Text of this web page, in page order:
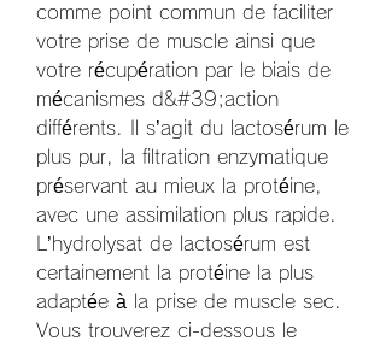
comme point commun de faciliter
votre prise de muscle ainsi que
votre récupération par le biais de
mécanismes d&#39;action
différents. Il s’agit du lactosérum le
plus pur, la filtration enzymatique
préservant au mieux la protéine,
avec une assimilation plus rapide.
L’hydrolysat de lactosérum est
certainement la protéine la plus
adaptée à la prise de muscle sec.
Vous trouverez ci-dessous le